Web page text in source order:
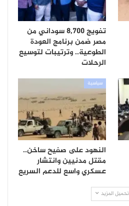
تفويج 8,700 سوداني من
مصر ضمن برنامج العودة
الطوعية.. وترتيبات لتوسيع
الرحلات
سياسية
النهود على صفيح ساخن..
مقتل مدنيين وانتشار
عسكري واسع للدعم السريع
تحميل المزيد